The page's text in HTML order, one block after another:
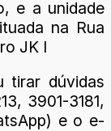
e a unidade
na Rua
JK I
tirar dúvidas
3901-3181,
e o e-